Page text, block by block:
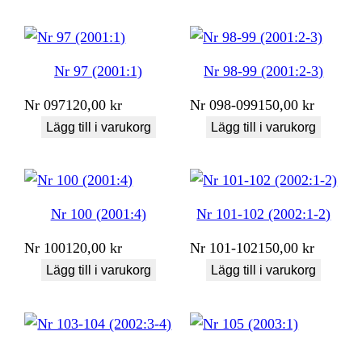
Nr 97 (2001:1)
Nr 097120,00kr
Lägg till i varukorg
Nr 98-99 (2001:2-3)
Nr 098-099150,00kr
Lägg till i varukorg
Nr 100 (2001:4)
Nr 100120,00kr
Lägg till i varukorg
Nr 101-102 (2002:1-2)
Nr 101-102150,00kr
Lägg till i varukorg